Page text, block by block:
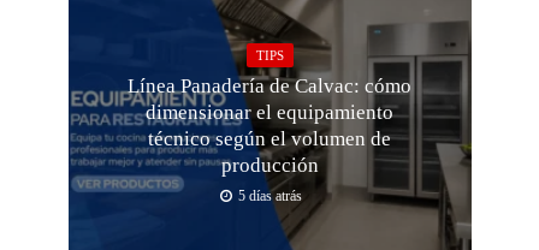
TIPS
Línea Panadería de Calvac: cómo
dimensionar el equipamiento
técnico según el volumen de
producción
5 días atrás